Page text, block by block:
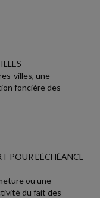
villes, une
foncière des
POUR L'ÉCHÉANCE
ou une
du fait des